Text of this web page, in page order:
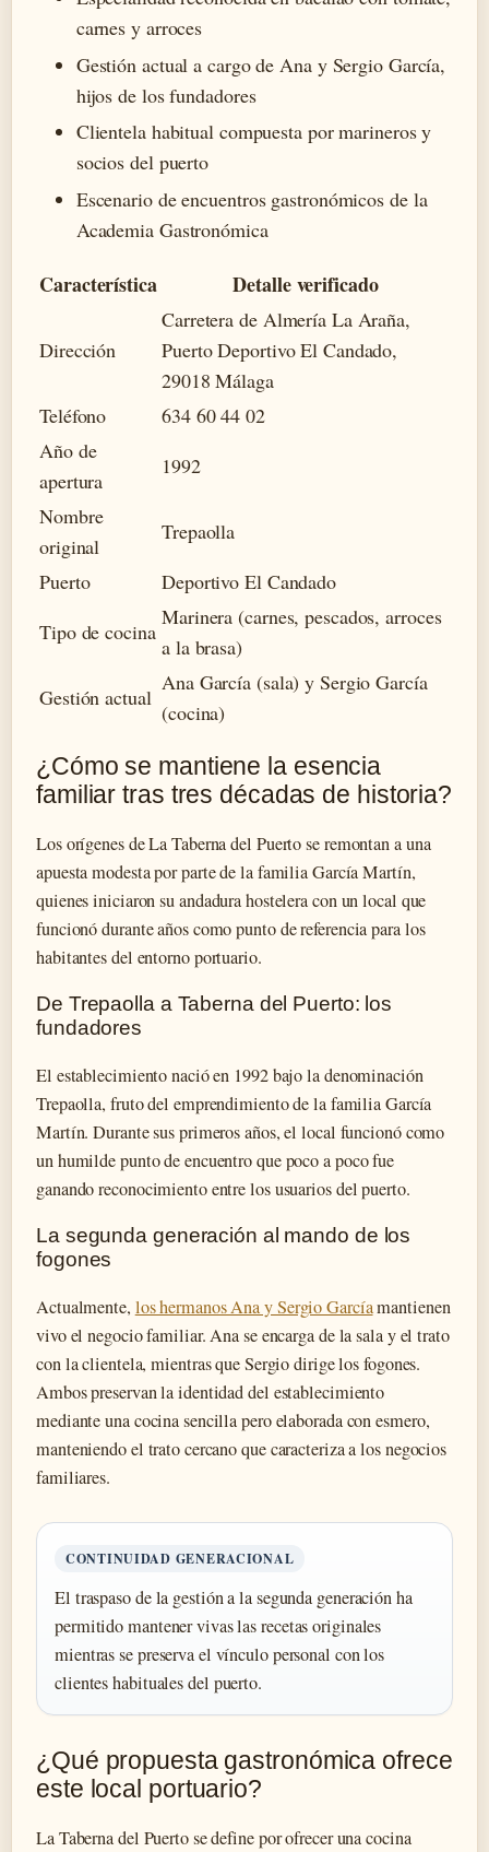
carnes y arroces
Gestión actual a cargo de Ana y Sergio García,
hijos de los fundadores
Clientela habitual compuesta por marineros y
socios del puerto
Escenario de encuentros gastronómicos de la
Academia Gastronómica
Característica Detalle verificado
Dirección
Carretera de Almería La Araña,
Puerto Deportivo El Candado,
29018 Málaga
Teléfono
634 60 44 02
Año de
apertura
1992
Nombre
original
Trepaolla
Puerto
Deportivo El Candado
Tipo de cocina
Marinera (carnes, pescados, arroces
a la brasa)
Gestión actual
Ana García (sala) y Sergio García
(cocina)
¿Cómo se mantiene la esencia
familiar tras tres décadas de historia?
Los orígenes de La Taberna del Puerto se remontan a una
apuesta modesta por parte de la familia García Martín,
quienes iniciaron su andadura hostelera con un local que
funcionó durante años como punto de referencia para los
habitantes del entorno portuario.
De Trepaolla a Taberna del Puerto: los
fundadores
El establecimiento nació en 1992 bajo la denominación
Trepaolla, fruto del emprendimiento de la familia García
Martín. Durante sus primeros años, el local funcionó como
un humilde punto de encuentro que poco a poco fue
ganando reconocimiento entre los usuarios del puerto.
La segunda generación al mando de los
fogones
Actualmente, los hermanos Ana y Sergio Garcíamantienen
vivo el negocio familiar. Ana se encarga de la sala y el trato
con la clientela, mientras que Sergio dirige los fogones.
Ambos preservan la identidad del establecimiento
mediante una cocina sencilla pero elaborada con esmero,
manteniendo el trato cercano que caracteriza a los negocios
familiares.
CONTINUIDAD GENERACIONAL
El traspaso de la gestión a la segunda generación ha
permitido mantener vivas las recetas originales
mientras se preserva el vínculo personal con los
clientes habituales del puerto.
¿Qué propuesta gastronómica ofrece
este local portuario?
La Taberna del Puerto se define por ofrecer una cocina